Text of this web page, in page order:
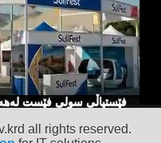
فێستیاڵی سولی فێست
all rights reserved.